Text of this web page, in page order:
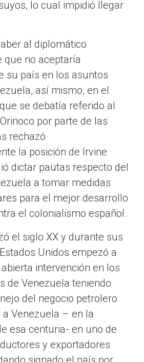
lo cual impidió llegar
al diplomático
que no aceptaría
su país en los asuntos
así mismo, en el
se debatía referido al
por parte de las
rechazó
la posición de Irvine
dictar pautas respecto del
a tomar medidas
para el mejor desarrollo
el colonialismo español.
el siglo XX y durante sus
Unidos empezó a
intervención en los
de Venezuela teniendo
del negocio petrolero
Venezuela – en la
esa centuria- en uno de
y exportadores